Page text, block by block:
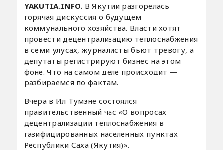
YAKUTIA.INFO. В Якутии разгорелась
горячая дискуссия о будущем
коммунального хозяйства. Власти хотят
провести децентрализацию теплоснабжения
в семи улусах, журналисты бьют тревогу, а
депутаты регистрируют бизнес на этом
фоне. Что на самом деле происходит —
разбираемся по фактам.
Вчера в Ил Тумэне состоялся
правительственный час «О вопросах
децентрализации теплоснабжения в
газифицированных населенных пунктах
Республики Саха (Якутия)».